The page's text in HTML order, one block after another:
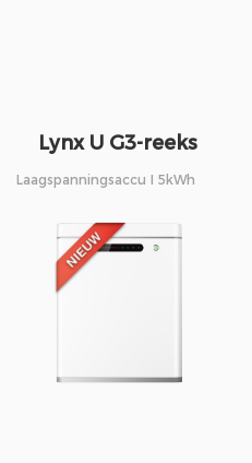
Lynx U G3-reeks
Laagspanningsaccu I 5kWh